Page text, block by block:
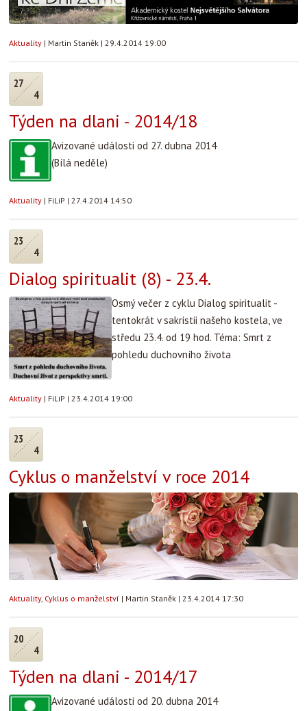
Aktuality | Martin Staněk | 29.4.2014 19:00
27
4
Týden na dlani - 2014/18
Avizované události od 27. dubna 2014
(Bílá neděle)
Aktuality | FiLiP | 27.4.2014 14:50
23
4
Dialog spiritualit (8) - 23.4.
Osmý večer z cyklu Dialog spiritualit -
tentokrát v sakristii našeho kostela, ve
středu 23.4. od 19 hod. Téma: Smrt z
pohledu duchovního života
Aktuality | FiLiP | 23.4.2014 19:00
23
4
Cyklus o manželství v roce 2014
Aktuality, Cyklus o manželství | Martin Staněk | 23.4.2014 17:30
20
4
Týden na dlani - 2014/17
Avizované události od 20. dubna 2014